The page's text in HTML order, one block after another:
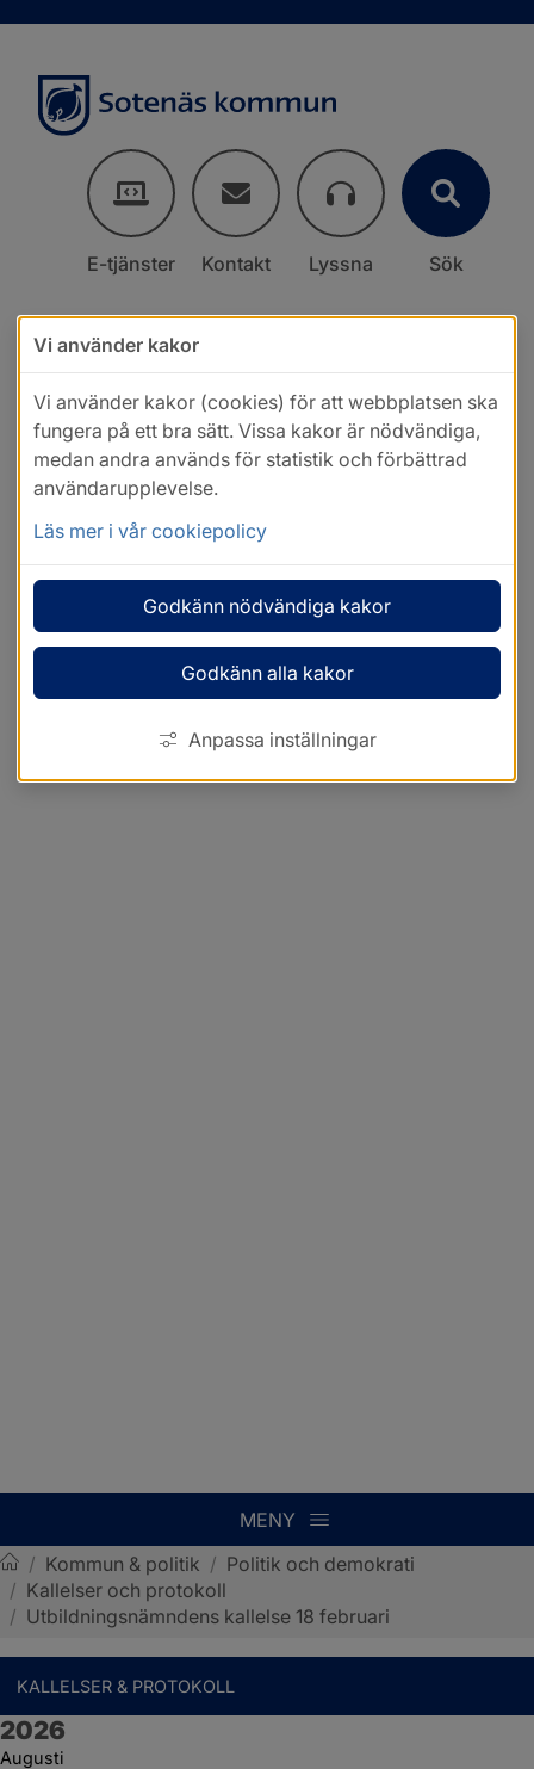
E-tjänster Kontakt Lyssna Sök
MENY
Sotenäs kommun
/ Kommun & politik / Politik och demokrati
/ Kallelser och protokoll
/ Utbildningsnämndens kallelse 18 februari
KALLELSER & PROTOKOLL
År:
2026
Augusti
Vi använder kakor
Vi använder kakor (cookies) för att webbplatsen ska
fungera på ett bra sätt. Vissa kakor är nödvändiga,
medan andra används för statistik och förbättrad
användarupplevelse.
Läs mer i vår cookiepolicy
Godkänn nödvändiga kakor
Godkänn alla kakor
Anpassa inställningar